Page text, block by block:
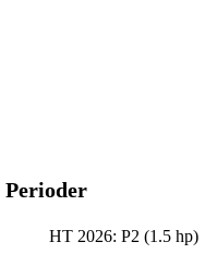
Perioder
HT 2026: P2 (1.5 hp)